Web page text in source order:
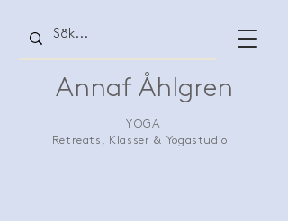
Annaf Åhlgren
YOGA
Retreats, Klasser & Yogastudio